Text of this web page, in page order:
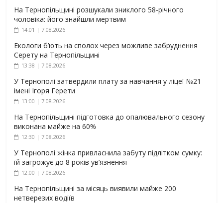
На Тернопільщині розшукали зниклого 58-річного
чоловіка: його знайшли мертвим
14:01 | 7.08.2026
Екологи б’ють на сполох через можливе забруднення
Серету на Тернопільщині
13:38 | 7.08.2026
У Тернополі затвердили плату за навчання у ліцеї №21
імені Ігоря Герети
13:00 | 7.08.2026
На Тернопільщині підготовка до опалювального сезону
виконана майже на 60%
12:30 | 7.08.2026
У Тернополі жінка привласнила забуту підлітком сумку:
їй загрожує до 8 років ув’язнення
12:00 | 7.08.2026
На Тернопільщині за місяць виявили майже 200
нетверезих водіїв